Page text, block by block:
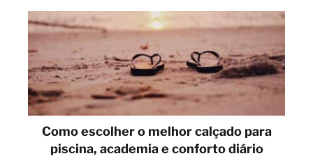
Como escolher o melhor calçado para
piscina, academia e conforto diário